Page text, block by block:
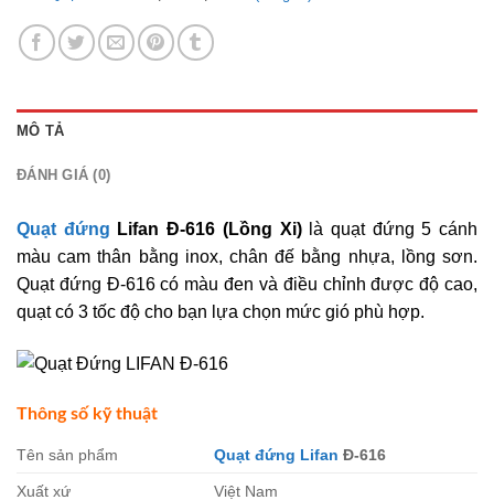
MÔ TẢ
ĐÁNH GIÁ (0)
Quạt đứng Lifan Đ-616 (Lồng Xi) là quạt đứng 5 cánh
màu cam thân bằng inox, chân đế bằng nhựa, lồng sơn.
Quạt đứng Đ-616 có màu đen và điều chỉnh được độ cao,
quạt có 3 tốc độ cho bạn lựa chọn mức gió phù hợp.
Thông số kỹ thuật
Tên sản phẩm Quạt đứng Lifan Đ-616
Xuất xứ Việt Nam